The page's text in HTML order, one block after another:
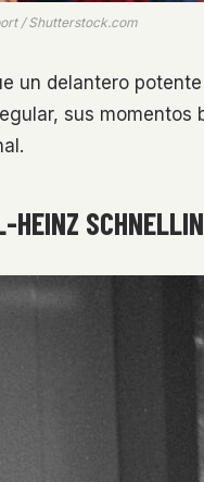
/ Shutterstock.com
un delantero
sus
HEINZ